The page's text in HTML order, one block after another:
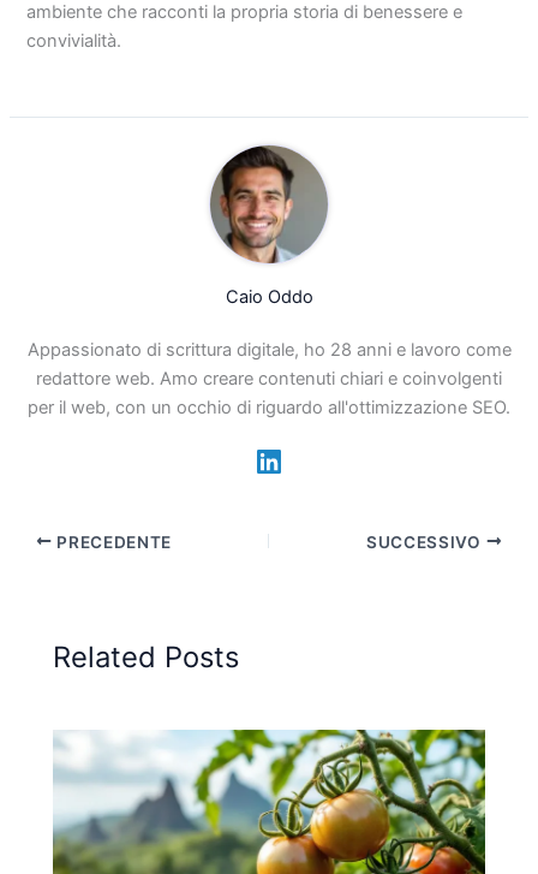
ambiente che racconti la propria storia di benessere e
convivialità.
Caio Oddo
Appassionato di scrittura digitale, ho 28 anni e lavoro come
redattore web. Amo creare contenuti chiari e coinvolgenti
per il web, con un occhio di riguardo all'ottimizzazione SEO.
PRECEDENTE SUCCESSIVO
Related Posts